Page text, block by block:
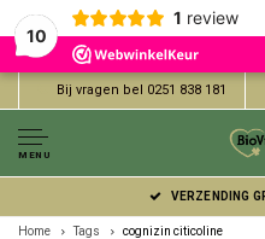
10
1 review
Bij vragen bel 0251 838 181
MENU
VERZENDING
Home Tags cognizin citicoline